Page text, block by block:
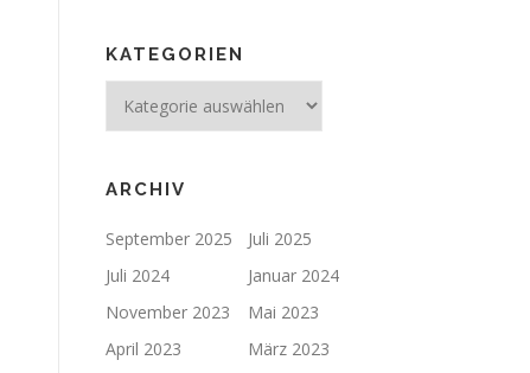
KATEGORIEN
ARCHIV
September 2025
Juli 2025
Juli 2024
Januar 2024
November 2023
Mai 2023
April 2023
März 2023